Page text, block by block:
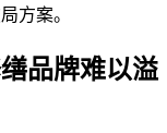
方案。
品牌难以溢